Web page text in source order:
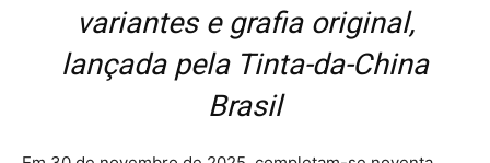
variantes e grafia original,
lançada pela Tinta-da-China
Brasil